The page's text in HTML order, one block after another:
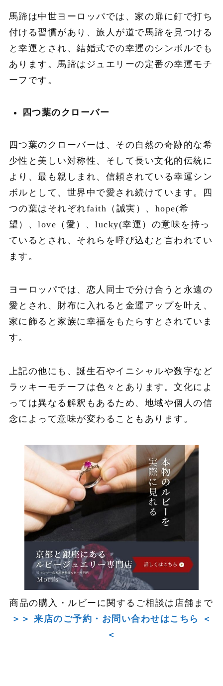
馬蹄は中世ヨーロッパでは、家の扉に釘で打ち
付ける習慣があり、旅人が道で馬蹄を見つける
と幸運とされ、結婚式での幸運のシンボルでも
あります。馬蹄はジュエリーの定番の幸運モチ
ーフです。
四つ葉のクローバー
四つ葉のクローバーは、その自然の奇跡的な希
少性と美しい対称性、そして長い文化的伝統に
より、最も親しまれ、信頼されている幸運シン
ボルとして、世界中で愛され続けています。四
つの葉はそれぞれfaith（誠実）、hope(希
望）、love（愛）、lucky(幸運）の意味を持っ
ているとされ、それらを呼び込むと言われてい
ます。
ヨーロッパでは、恋人同士で分け合うと永遠の
愛とされ、財布に入れると金運アップを叶え、
家に飾ると家族に幸福をもたらすとされていま
す。
上記の他にも、誕生石やイニシャルや数字など
ラッキーモチーフは色々とあります。文化によ
っては異なる解釈もあるため、地域や個人の信
念によって意味が変わることもあります。
商品の購入・ルビーに関するご相談は店舗まで
＞＞ 来店のご予約・お問い合わせはこちら ＜
＜